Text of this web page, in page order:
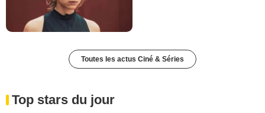
Toutes les actus Ciné & Séries
Top stars du jour